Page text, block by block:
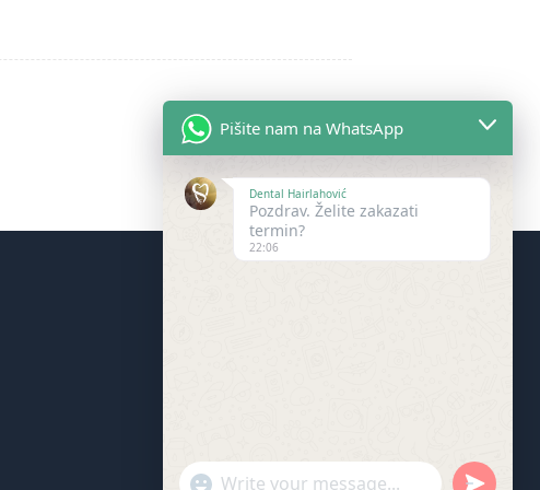
Pišite nam na WhatsApp
Dental Hairlahović
Pozdrav. Želite zakazati
termin?
22:06
"+chaty_settings.lang.emoji_picker+"